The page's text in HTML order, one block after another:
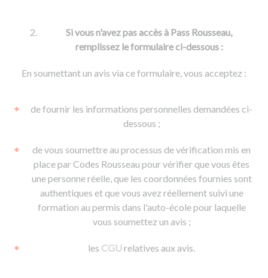
Si vous n'avez pas accès à Pass Rousseau,
remplissez le formulaire ci-dessous :
En soumettant un avis via ce formulaire, vous acceptez :
de fournir les informations personnelles demandées ci-
dessous ;
de vous soumettre au processus de vérification mis en
place par Codes Rousseau pour vérifier que vous êtes
une personne réelle, que les coordonnées fournies sont
authentiques et que vous avez réellement suivi une
formation au permis dans l'auto-école pour laquelle
vous soumettez un avis ;
les CGUrelatives aux avis.